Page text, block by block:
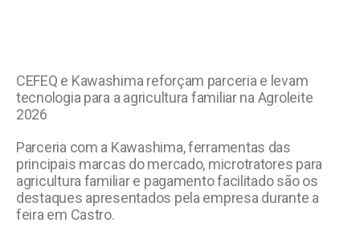
CEFEQ e Kawashima reforçam parceria e levam
tecnologia para a agricultura familiar na Agroleite
2026
Parceria com a Kawashima, ferramentas das
principais marcas do mercado, microtratores para
agricultura familiar e pagamento facilitado são os
destaques apresentados pela empresa durante a
feira em Castro.